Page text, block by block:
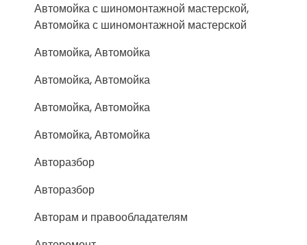
Автомойка с шиномонтажной мастерской,
Автомойка с шиномонтажной мастерской
Автомойка, Автомойка
Автомойка, Автомойка
Автомойка, Автомойка
Автомойка, Автомойка
Авторазбор
Авторазбор
Авторам и правообладателям